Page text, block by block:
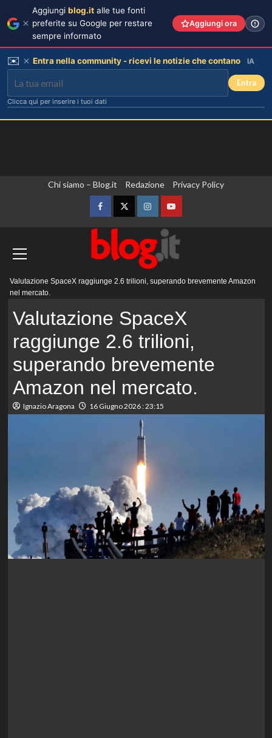
Chi siamo – Blog.it Redazione Privacy Policy
FacebookTwitterInstagramYouTube
principale
Valutazione SpaceX raggiunge 2.6 trilioni, superando brevemente Amazon
nel mercato.
Valutazione SpaceX
raggiunge 2.6 trilioni,
superando brevemente
Amazon nel mercato.
Ignazio Aragona 16 Giugno 2026 : 23:15
Aggiungi blog.it alle tue fonti
preferite su Google per restare
sempre informato
Aggiungi ora
✉️ Entra nella community - ricevi le notizie che contano IA
Entra
Clicca qui per inserire i tuoi dati